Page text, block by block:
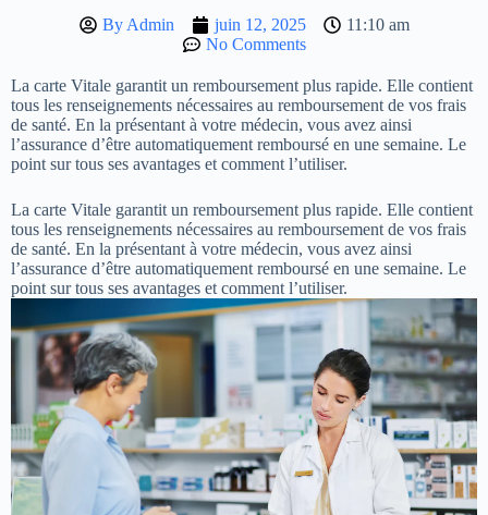
ByAdmin juin 12, 2025
11:10 am
No Comments
La carte Vitale garantit un remboursement plus rapide. Elle contient
tous les renseignements nécessaires au remboursement de vos frais
de santé. En la présentant à votre médecin, vous avez ainsi
l’assurance d’être automatiquement remboursé en une semaine. Le
point sur tous ses avantages et comment l’utiliser.
La carte Vitale garantit un remboursement plus rapide. Elle contient
tous les renseignements nécessaires au remboursement de vos frais
de santé. En la présentant à votre médecin, vous avez ainsi
l’assurance d’être automatiquement remboursé en une semaine. Le
point sur tous ses avantages et comment l’utiliser.